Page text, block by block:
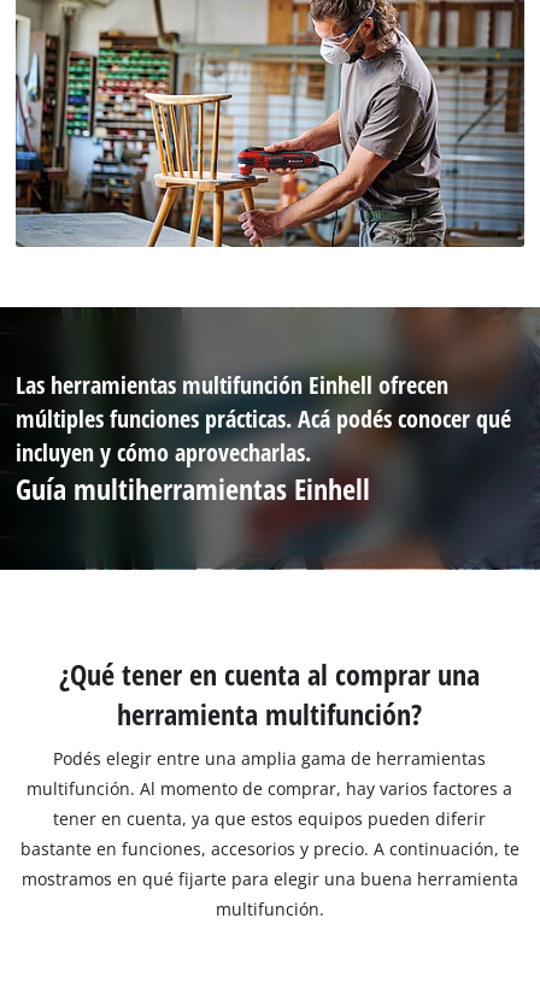
Las herramientas multifunción Einhell ofrecen
múltiples funciones prácticas. Acá podés conocer qué
incluyen y cómo aprovecharlas.
Guía multiherramientas Einhell
¿Qué tener en cuenta al comprar una
herramienta multifunción?
Podés elegir entre una amplia gama de herramientas
multifunción. Al momento de comprar, hay varios factores a
tener en cuenta, ya que estos equipos pueden diferir
bastante en funciones, accesorios y precio. A continuación, te
mostramos en qué fijarte para elegir una buena herramienta
multifunción.